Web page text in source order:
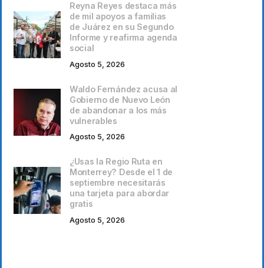
Reyna Reyes destaca más
de mil apoyos a familias
de Juárez en su Segundo
Informe y reafirma agenda
social
Agosto 5, 2026
Waldo Fernández acusa al
Gobierno de Nuevo León
de abandonar a los más
vulnerables
Agosto 5, 2026
¿Usas la Regio Ruta en
Monterrey? Desde el 1 de
septiembre necesitarás
una tarjeta para abordar
gratis
Agosto 5, 2026